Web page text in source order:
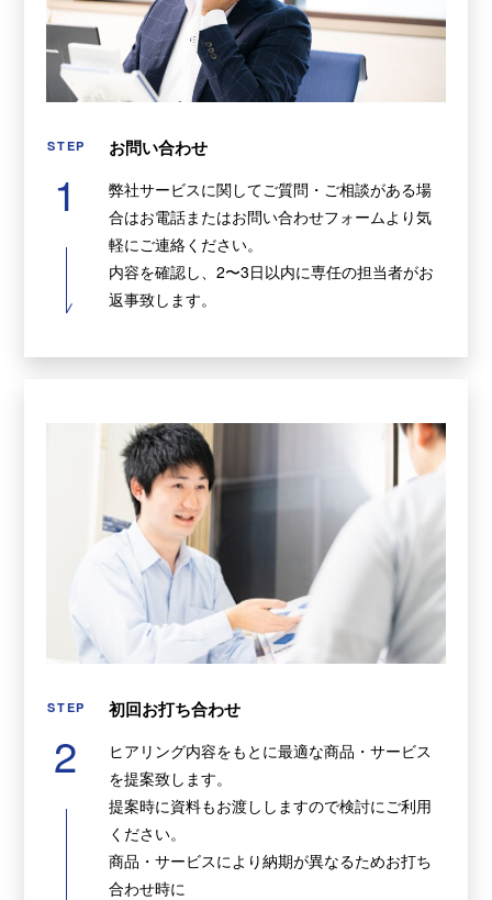
STEP
1
お問い合わせ
弊社サービスに関してご質問・ご相談がある場
合はお電話またはお問い合わせフォームより気
軽にご連絡ください。
内容を確認し、2〜3日以内に専任の担当者がお
返事致します。
STEP
2
初回お打ち合わせ
ヒアリング内容をもとに最適な商品・サービス
を提案致します。
提案時に資料もお渡ししますので検討にご利用
ください。
商品・サービスにより納期が異なるためお打ち
合わせ時に